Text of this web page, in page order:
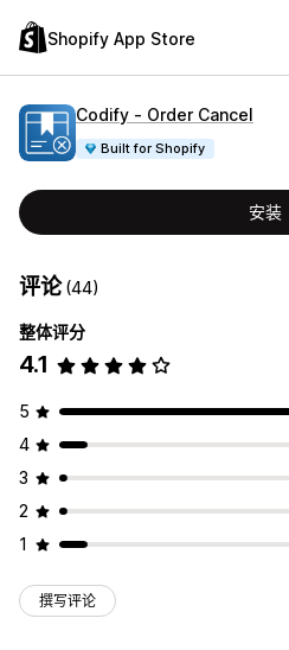
Shopify App Store
Codify ‑ Order Cancel
Built for Shopify
安装
评论(44)
整体评分
4.1
5
4
3
2
1
撰写评论